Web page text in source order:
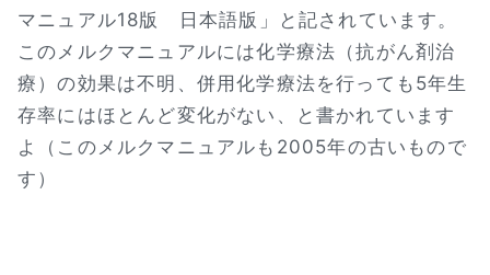
マニュアル18版 日本語版」と記されています。
このメルクマニュアルには化学療法（抗がん剤治
療）の効果は不明、併用化学療法を行っても5年生
存率にはほとんど変化がない、と書かれています
よ（このメルクマニュアルも2005年の古いもので
す）